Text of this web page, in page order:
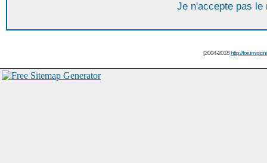
Je n'accepte pas le
[2004-2018http://